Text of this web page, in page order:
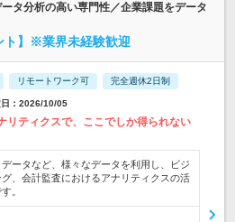
タ分析の高い専門性／企業課題をデータ
ト】※業界未経験歓迎
リモートワーク可 完全週休2日制
：2026/10/05
リティクスで、ここでしか得られない
ータなど、様々なデータを利用し、ビジ
、会計監査におけるアナリティクスの活
。